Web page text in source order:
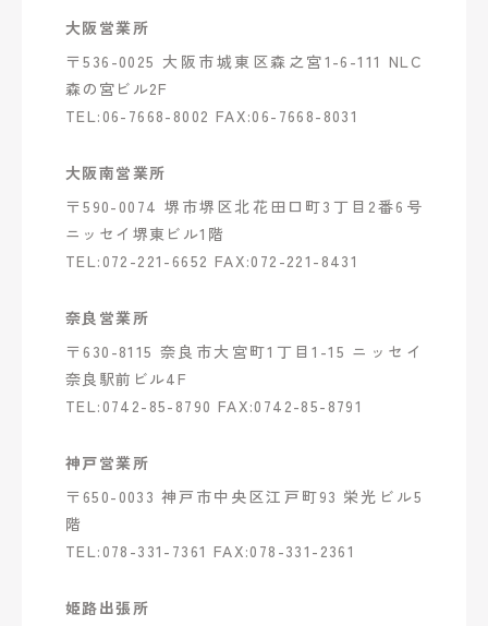
大阪営業所
〒536-0025 大阪市城東区森之宮1-6-111 NLC
森の宮ビル2F
TEL:06-7668-8002 FAX:06-7668-8031
大阪南営業所
〒590-0074 堺市堺区北花田口町3丁目2番6号
ニッセイ堺東ビル1階
TEL:072-221-6652 FAX:072-221-8431
奈良営業所
〒630-8115 奈良市大宮町1丁目1-15 ニッセイ
奈良駅前ビル4F
TEL:0742-85-8790 FAX:0742-85-8791
神戸営業所
〒650-0033 神戸市中央区江戸町93 栄光ビル5
階
TEL:078-331-7361 FAX:078-331-2361
姫路出張所